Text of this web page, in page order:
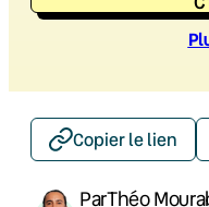
Copier le lien
ParThéo